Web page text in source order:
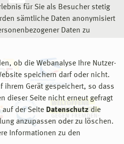
für Sie als Besucher stetig
sämtliche Daten anonymisiert
Daten zu
ob die Webanalyse Ihre Nutzer-
speichern darf oder nicht.
ihrem Gerät gespeichert, so dass
dieser Seite nicht erneut gefragt
der Seite Datenschutz die
anzupassen oder zu löschen.
Informationen zu den